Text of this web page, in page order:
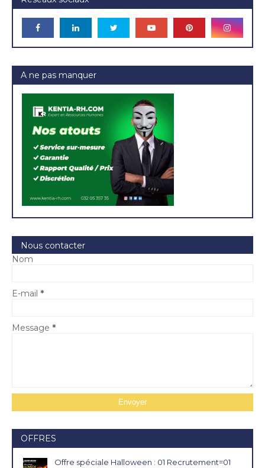
A ne pas manquer
Nous contacter
Nom
E-mail *
Message *
OFFRES
Offre spéciale Halloween : 01 Recrutement=01